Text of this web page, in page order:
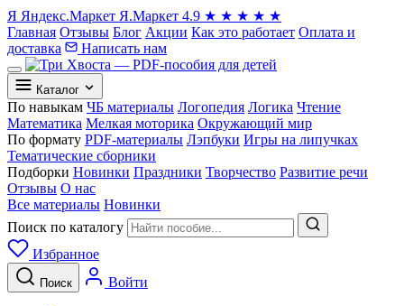
Я Яндекс.Маркет Я.Маркет 4.9 ★ ★ ★ ★ ★
Главная Отзывы Блог Акции Как это работает Оплата и
доставка
Написать нам
Каталог
По навыкам ЧБ материалы Логопедия Логика Чтение
Математика Мелкая моторика Окружающий мир
По формату PDF-материалы Лэпбуки Игры на липучках
Тематические сборники
Подборки Новинки Праздники Творчество Развитие речи
Отзывы О нас
Все материалы Новинки
Поиск по каталогу
Избранное
Поиск Войти